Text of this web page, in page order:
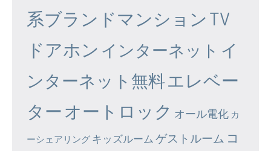
系ブランドマンション TV
ドアホン インターネット イ
ンターネット無料エレベー
ター オートロック オール電化 カ
ーシェアリング キッズルーム ゲストルーム コ